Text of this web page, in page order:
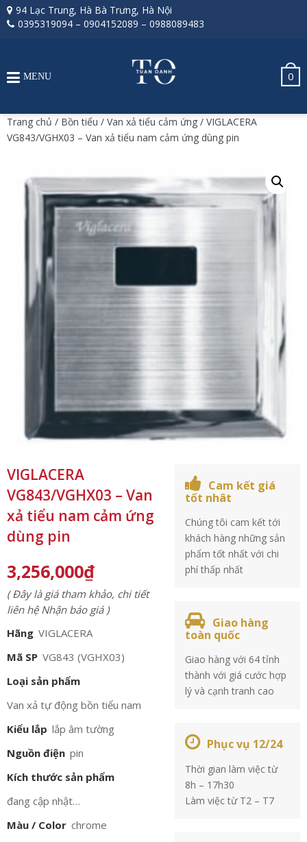
94 Lạc Trung, Hà Bà Trưng, Hà Nội
0395319094 – 0904152089 – 0988089483
0
MENU
Trang chủ / Bồn tiểu / Van xả tiểu cảm ứng / VIGLACERA
VG843/VGHX03 – Van xả tiểu nam cảm ứng dùng pin
VIGLACERA
VG843/VGHX03 – Van
xả tiểu nam cảm ứng
dùng pin
3,256,000₫
( Đây là giá tham khảo, chi tiết
liên hệ Nhận báo giá )
Hãng VIGLACERA
Mã SP VG843 (VGHX03)
Loại sản phẩm
Van xả tự động bồn tiểu nam
Kiểu lắp lắp âm tường
Nguồn điện pin
Kích thước sản phẩm
đang cập nhật…
Màu / Color chrome
Cam kết giá
tốt nhât
Chúng tôi cam kết tới
khách hàng những sản
phẩm tốt nhất với chi
phí thấp nhất
Giao hàng
toàn quốc
Giao hàng với 64 tỉnh
thành với giá cước hợp
lý và cạnh tranh cao
Phục vụ 12/24
Thời gian làm việc từ
8h – 17h30
Làm việc từ T2 – T7